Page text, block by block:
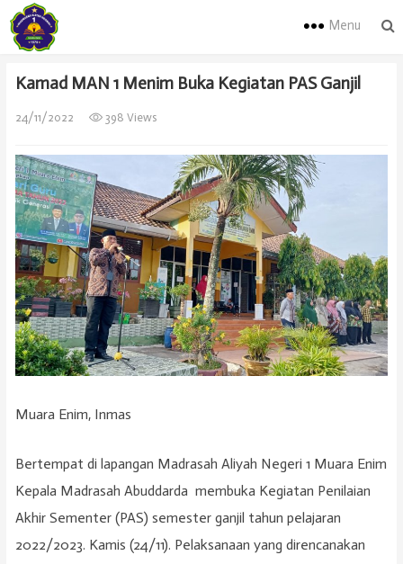
Menu
Kamad MAN 1 Menim Buka Kegiatan PAS Ganjil
24/11/2022 398 Views
Muara Enim, Inmas
Bertempat di lapangan Madrasah Aliyah Negeri 1 Muara Enim
Kepala Madrasah Abuddarda membuka Kegiatan Penilaian
Akhir Sementer (PAS) semester ganjil tahun pelajaran
2022/2023. Kamis (24/11). Pelaksanaan yang direncanakan